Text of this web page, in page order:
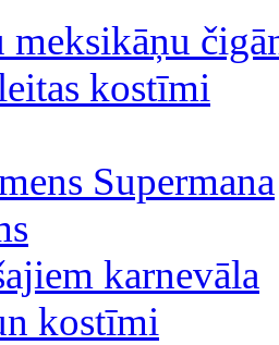
meksikāņu
kostīmi
Supermana
karnevāla
kostīmi